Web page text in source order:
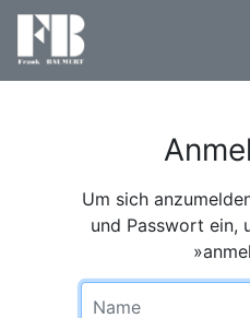
Um sich
und Passwort ein,